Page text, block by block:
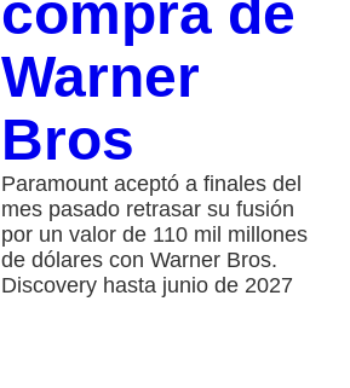
compra de
Warner
Bros
Paramount aceptó a finales del
mes pasado retrasar su fusión
por un valor de 110 mil millones
de dólares con Warner Bros.
Discovery hasta junio de 2027